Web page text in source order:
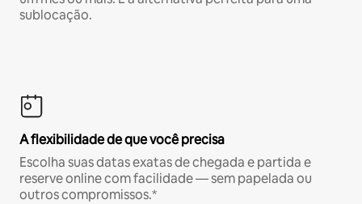
sublocação.
A flexibilidade de que você precisa
Escolha suas datas exatas de chegada e partida e
reserve online com facilidade — sem papelada ou
outros compromissos.*